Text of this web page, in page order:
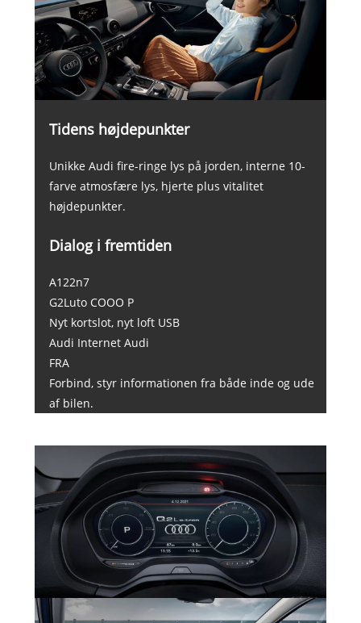
Tidens højdepunkter
Unikke Audi fire-ringe lys på jorden, interne 10-
farve atmosfære lys, hjerte plus vitalitet
højdepunkter.
Dialog i fremtiden
A122n7
G2Luto COOO P
Nyt kortslot, nyt loft USB
Audi Internet Audi
FRA
Forbind, styr informationen fra både inde og ude
af bilen.